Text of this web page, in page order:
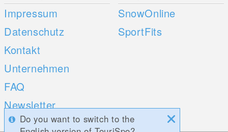
Impressum
Datenschutz
Kontakt
Unternehmen
FAQ
Newsletter
Umfragen
SnowOnline
SportFits
Do you want to switch to the